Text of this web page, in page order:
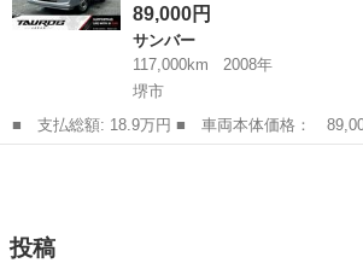
89,000円
サンバー
117,000km
2008年
堺市
■ 支払総額: 18.9万円 ■ 車両本体価格： 89,000 円 ■ メーカー
名： スバル ■ 車種名： サンバーバン ■
ユーザー買取車 ＭＴ車 エアバッグ マニュア
投稿